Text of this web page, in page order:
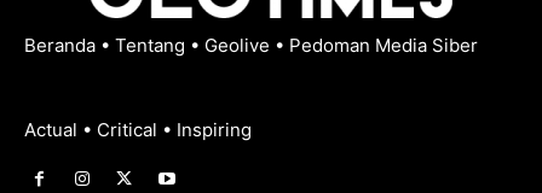
Beranda • Tentang • Geolive • Pedoman Media Siber
Actual • Critical • Inspiring